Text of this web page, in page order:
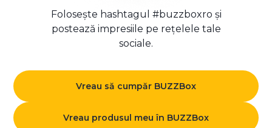
Folosește hashtagul #buzzboxro și
postează impresiile pe rețelele tale
sociale.
Vreau să cumpăr BUZZBox
Vreau produsul meu în BUZZBox